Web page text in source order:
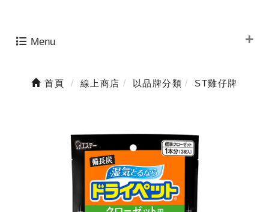
Menu
首頁 線上商店 以品牌分類 ST雞仔牌